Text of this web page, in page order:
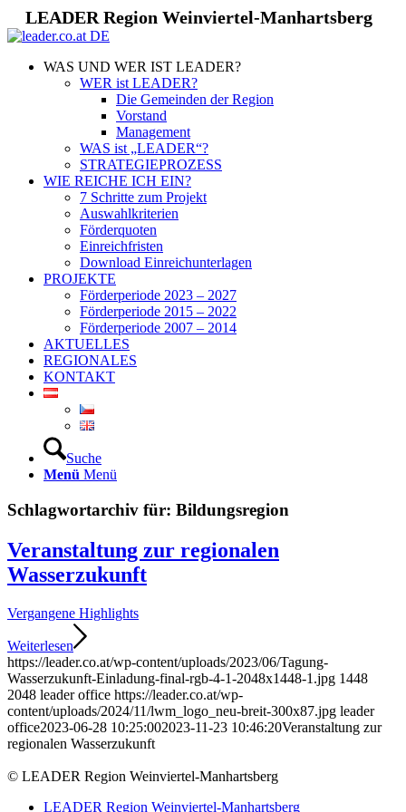
LEADER Region Weinviertel-Manhartsberg
WAS UND WER IST LEADER?
WER ist LEADER?
Die Gemeinden der Region
Vorstand
Management
WAS ist „LEADER“?
STRATEGIEPROZESS
WIE REICHE ICH EIN?
7 Schritte zum Projekt
Auswahlkriterien
Förderquoten
Einreichfristen
Download Einreichunterlagen
PROJEKTE
Förderperiode 2023 – 2027
Förderperiode 2015 – 2022
Förderperiode 2007 – 2014
AKTUELLES
REGIONALES
KONTAKT
Suche
Menü Menü
Schlagwortarchiv für: Bildungsregion
Veranstaltung zur regionalen
Wasserzukunft
Vergangene Highlights
Weiterlesen
https://leader.co.at/wp-content/uploads/2023/06/Tagung-
Wasserzukunft-Einladung-final-rgb-4-1-2048x1448-1.jpg 1448
2048 leader office https://leader.co.at/wp-
content/uploads/2024/11/lwm_logo_neu-breit-300x87.jpg leader
office2023-06-28 10:25:002023-11-23 10:46:20Veranstaltung zur
regionalen Wasserzukunft
© LEADER Region Weinviertel-Manhartsberg
LEADER Region Weinviertel-Manhartsberg